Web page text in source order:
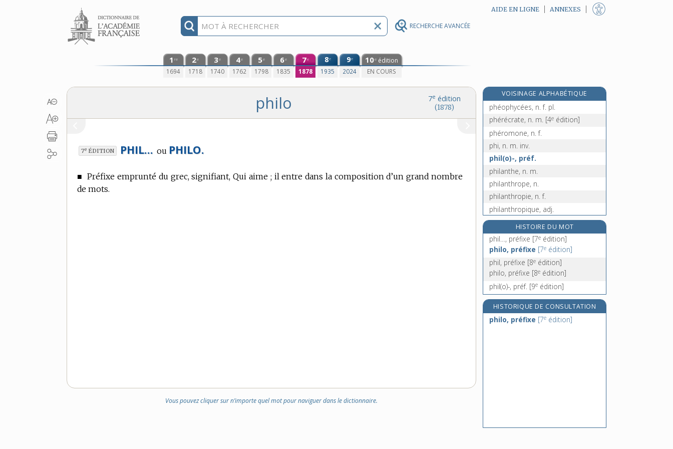
RECHERCHE AVANCÉE
Aller au contenu AIDE EN LIGNE ANNEXES
1 re
1694
2e
1718
3e
1740
4e
1762
5e
1798
6e
1835
7e
1878
8e
1935
9e
2024
10e édition
EN COURS
7e édition
(1878)
philo
7e ÉDITION PHIL… ou PHILO.
■Préfixe emprunté du grec, signifiant, Qui aime ; il entre dans la composition d’un grand nombre
de mots.
Vous pouvez cliquer sur n’importe quel mot pour naviguer dans le dictionnaire.
VOISINAGE ALPHABÉTIQUE
phényle, n. m.
phéophycées, n. f. pl.
phérécrate, n. m. [4e édition]
phéromone, n. f.
phi, n. m. inv.
phil(o)-, préf.
philanthe, n. m.
philanthrope, n.
philanthropie, n. f.
philanthropique, adj.
philatélie, n. f.
philatélique, adj.
philatélisme, n. m.
philatéliste, n.
philavtie, n. f. [1reédition]
HISTOIRE DU MOT
phil…, préfixe [7e édition]
philo, préfixe [7e édition]
phil, préfixe [8e édition]
philo, préfixe [8e édition]
phil(o)-, préf. [9e édition]
HISTORIQUE DE CONSULTATION
philo, préfixe [7e édition]